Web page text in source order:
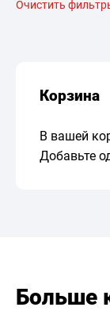
Очистить
Корзина
В вашей
Добавьте
Больше